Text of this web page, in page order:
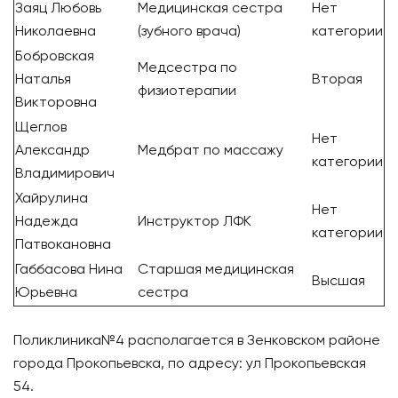
Заяц Любовь
Николаевна
Медицинская сестра
(зубного врача)
Нет
категории
Бобровская
Наталья
Викторовна
Медсестра по
физиотерапии
Вторая
Щеглов
Александр
Владимирович
Медбрат по массажу
Нет
категории
Хайрулина
Надежда
Патвокановна
Инструктор ЛФК
Нет
категории
Габбасова Нина
Юрьевна
Старшая медицинская
сестра
Высшая
Поликлиника№4 располагается в Зенковском районе
города Прокопьевска, по адресу: ул Прокопьевская
54.